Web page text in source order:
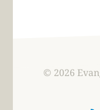
© 2026